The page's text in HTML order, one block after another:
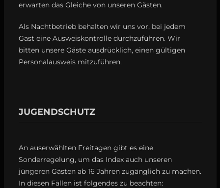
erwarten das Gleiche von unseren Gästen.
Als Nachtbetrieb behalten wir uns vor, bei jedem
Gast eine Ausweiskontrolle durchzuführen. Wir
bitten unsere Gäste ausdrücklich, einen gültigen
Personalausweis mitzuführen.
JUGENDSCHUTZ
An auserwählten Freitagen gibt es eine
Sonderregelung, um das Index auch unseren
jüngeren Gästen ab 16 Jahren zugänglich zu machen.
In diesen Fällen ist folgendes zu beachten: